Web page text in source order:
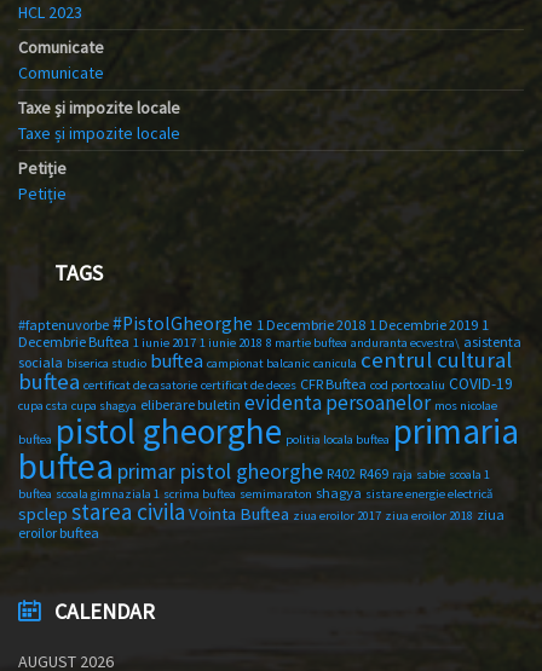
HCL 2023
Comunicate
Comunicate
Taxe și impozite locale
Taxe și impozite locale
Petiție
Petiție
TAGS
#faptenuvorbe #PistolGheorghe 1 Decembrie 2018 1 Decembrie 2019 1
Decembrie Buftea 1 iunie 2017 1 iunie 2018 8 martie buftea anduranta ecvestra\ asistenta
sociala biserica studio buftea campionat balcanic canicula centrul cultural
buftea certificat de casatorie certificat de deces CFR Buftea cod portocaliu COVID-19
cupa csta cupa shagya eliberare buletin evidenta persoanelor mos nicolae
buftea pistol gheorghe politia locala buftea primaria
buftea primar pistol gheorghe R402 R469 raja sabie scoala 1
buftea scoala gimnaziala 1 scrima buftea semimaraton shagya sistare energie electrică
spclep starea civila Vointa Buftea ziua eroilor 2017 ziua eroilor 2018 ziua
eroilor buftea
CALENDAR
AUGUST 2026